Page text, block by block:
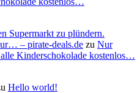
Supermarkt zu plündern.
– pirate-deals.de zu Nur
Kinderschokolade kostenlos…
Hello world!